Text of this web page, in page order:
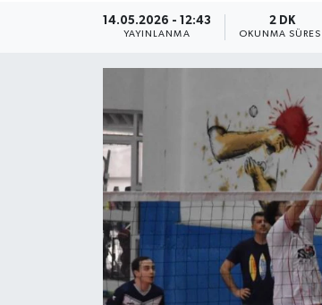
14.05.2026 - 12:43
YAYINLANMA
2 DK
OKUNMA SÜRESI